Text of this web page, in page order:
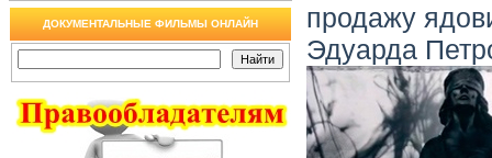
ДОКУМЕНТАЛЬНЫЕ ФИЛЬМЫ ОНЛАЙН
продажу
Эдуарда